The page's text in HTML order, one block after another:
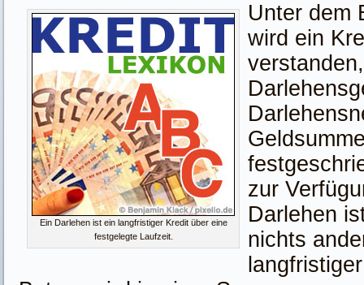
Ein Darlehen ist ein langfristiger Kredit über eine
festgelegte Laufzeit.
Unter dem
wird ein
zur
Darlehen
nichts